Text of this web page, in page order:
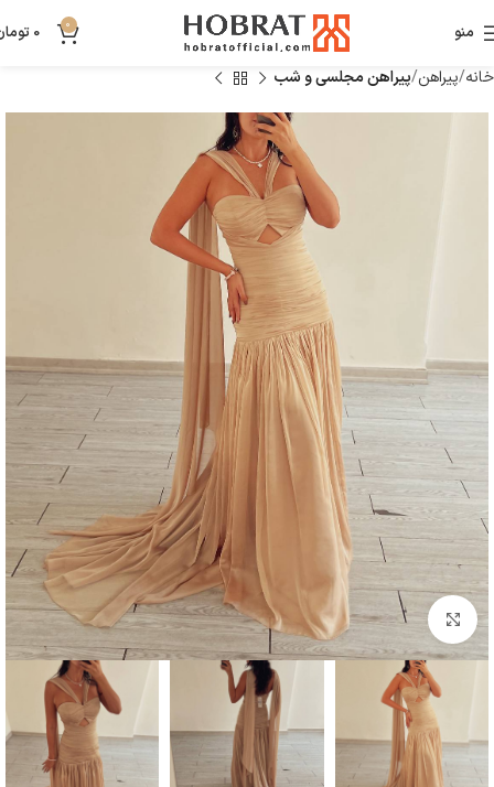
منو 0
0
خانه پیراهن پیراهن مجلسی و شب
بزرگنمایی تصویر